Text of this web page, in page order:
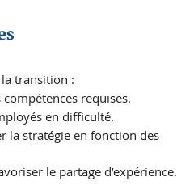
transition :
requises.
en difficulté.
la stratégie en fonction des
le partage d’expérience.